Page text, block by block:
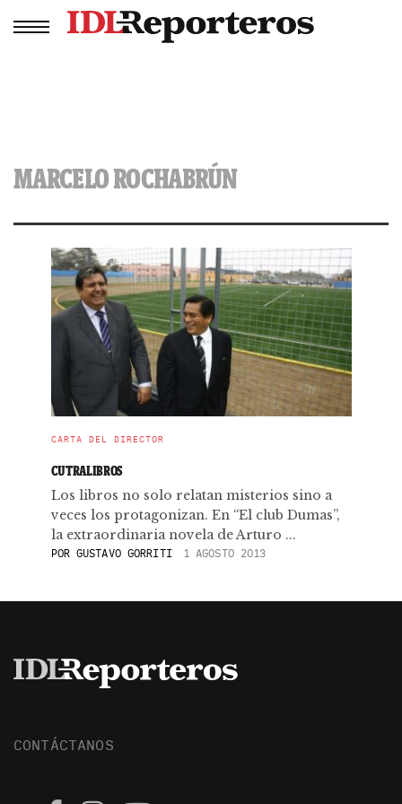
MARCELO ROCHABRÚN
CARTA DEL DIRECTOR
CUTRALIBROS
Los libros no solo relatan misterios sino a
veces los protagonizan. En “El club Dumas”,
la extraordinaria novela de Arturo ...
POR GUSTAVO GORRITI 1 AGOSTO 2013
CONTÁCTANOS